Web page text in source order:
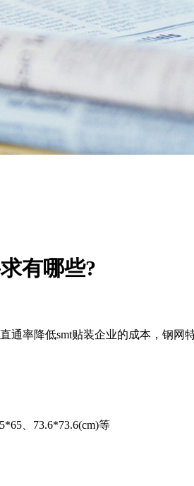
有哪些?
率降低smt贴装企业的成本，钢网
、73.6*73.6(cm)等